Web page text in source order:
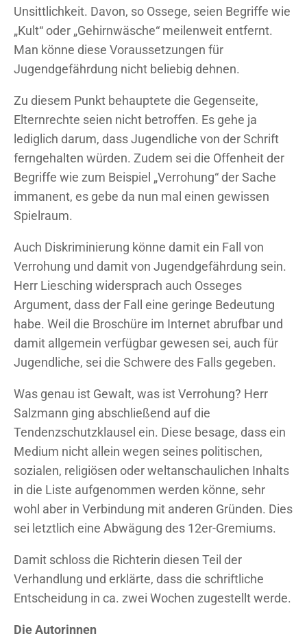
Unsittlichkeit. Davon, so Ossege, seien Begriffe wie
„Kult“ oder „Gehirnwäsche“ meilenweit entfernt.
Man könne diese Voraussetzungen für
Jugendgefährdung nicht beliebig dehnen.
Zu diesem Punkt behauptete die Gegenseite,
Elternrechte seien nicht betroffen. Es gehe ja
lediglich darum, dass Jugendliche von der Schrift
ferngehalten würden. Zudem sei die Offenheit der
Begriffe wie zum Beispiel „Verrohung“ der Sache
immanent, es gebe da nun mal einen gewissen
Spielraum.
Auch Diskriminierung könne damit ein Fall von
Verrohung und damit von Jugendgefährdung sein.
Herr Liesching widersprach auch Osseges
Argument, dass der Fall eine geringe Bedeutung
habe. Weil die Broschüre im Internet abrufbar und
damit allgemein verfügbar gewesen sei, auch für
Jugendliche, sei die Schwere des Falls gegeben.
Was genau ist Gewalt, was ist Verrohung? Herr
Salzmann ging abschließend auf die
Tendenzschutzklausel ein. Diese besage, dass ein
Medium nicht allein wegen seines politischen,
sozialen, religiösen oder weltanschaulichen Inhalts
in die Liste aufgenommen werden könne, sehr
wohl aber in Verbindung mit anderen Gründen. Dies
sei letztlich eine Abwägung des 12er-Gremiums.
Damit schloss die Richterin diesen Teil der
Verhandlung und erklärte, dass die schriftliche
Entscheidung in ca. zwei Wochen zugestellt werde.
Die Autorinnen